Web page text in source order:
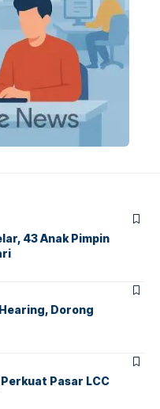
43 Anak Pimpin
Dorong
Pasar LCC